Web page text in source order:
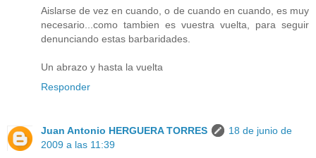
Aislarse de vez en cuando, o de cuando en cuando, es muy
necesario...como tambien es vuestra vuelta, para seguir
denunciando estas barbaridades.
Un abrazo y hasta la vuelta
Responder
Juan Antonio HERGUERA TORRES
18 de junio de
2009 a las 11:39